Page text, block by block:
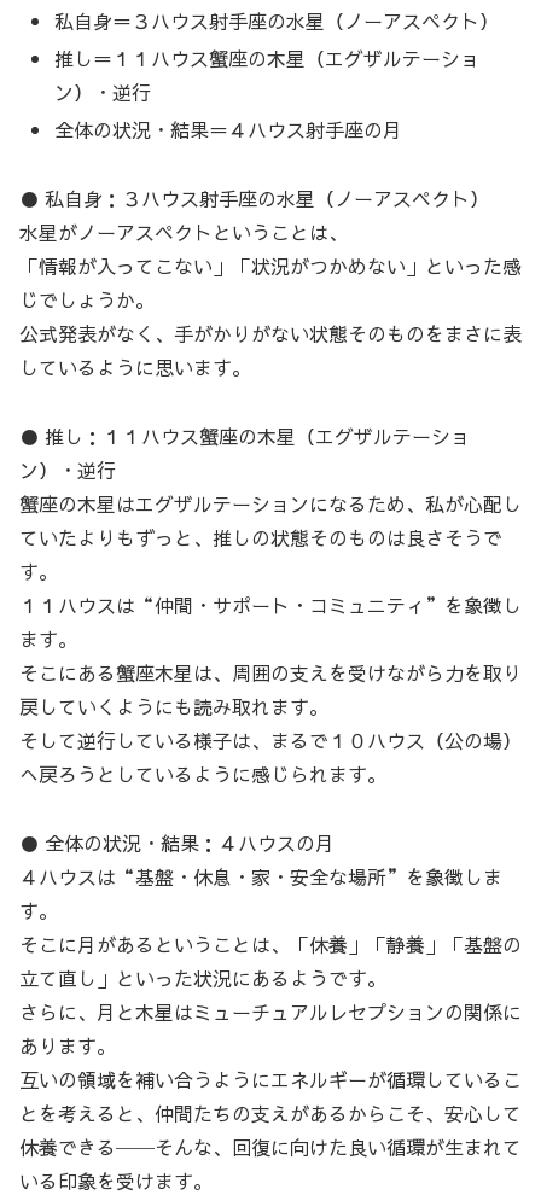
私自身＝３ハウス射手座の水星（ノーアスペクト）
推し＝１１ハウス蟹座の木星（エグザルテーショ
ン）・逆行
全体の状況・結果＝４ハウス射手座の月
● 私自身：３ハウス射手座の水星（ノーアスペクト）
水星がノーアスペクトということは、
「情報が入ってこない」「状況がつかめない」といった感
じでしょうか。
公式発表がなく、手がかりがない状態そのものをまさに表
しているように思います。
● 推し：１１ハウス蟹座の木星（エグザルテーショ
ン）・逆行
蟹座の木星はエグザルテーションになるため、私が心配し
ていたよりもずっと、推しの状態そのものは良さそうで
す。
１１ハウスは“仲間・サポート・コミュニティ”を象徴し
ます。
そこにある蟹座木星は、周囲の支えを受けながら力を取り
戻していくようにも読み取れます。
そして逆行している様子は、まるで１０ハウス（公の場）
へ戻ろうとしているように感じられます。
● 全体の状況・結果：４ハウスの月
４ハウスは“基盤・休息・家・安全な場所”を象徴しま
す。
そこに月があるということは、「休養」「静養」「基盤の
立て直し」といった状況にあるようです。
さらに、月と木星はミューチュアルレセプションの関係に
あります。
互いの領域を補い合うようにエネルギーが循環しているこ
とを考えると、仲間たちの支えがあるからこそ、安心して
休養できる──そんな、回復に向けた良い循環が生まれて
いる印象を受けます。